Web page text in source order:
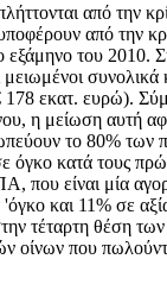
από την
από την
του 2010.
μειωμένοι
178 εκατ. ευρώ).
η μείωση αυτή
το 80%
όγκο κατά τους
που είναι μία
και 11% σε
τέταρτη θέση
οίνων που